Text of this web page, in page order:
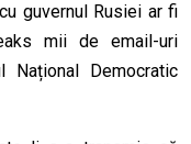
guvernul Rusiei ar fi
mii de email-uri
Național Democratic